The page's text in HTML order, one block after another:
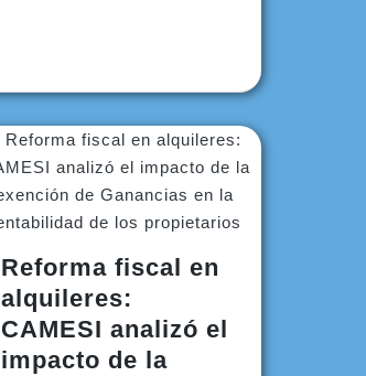
Reforma fiscal en
alquileres:
CAMESI analizó el
impacto de la